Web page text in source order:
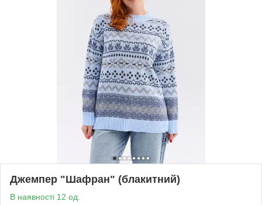
Джемпер "Шафран" (блакитний)
В наявності 12 од.